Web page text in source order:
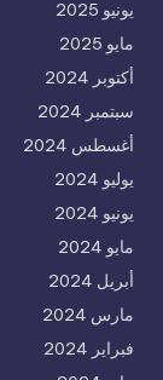
يونيو 2025
مايو 2025
أكتوبر 2024
سبتمبر 2024
أغسطس 2024
يوليو 2024
يونيو 2024
مايو 2024
أبريل 2024
مارس 2024
فبراير 2024